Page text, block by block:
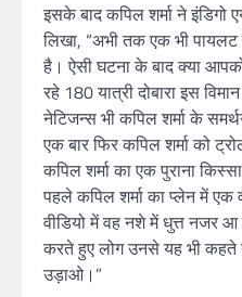
इसके बाद कपिल शर्मा ने
लिखा, “अभी तक एक भी
है। ऐसी घटना के बाद क्या
रहे 180 यात्री दोबारा इस
नेटिजन्स भी कपिल शर्मा के
एक बार फिर कपिल शर्मा को
कपिल शर्मा का एक पुराना
पहले कपिल शर्मा का प्लेन में
वीडियो में वह नशे में धुत्त नजर
करते हुए लोग उनसे यह भी
उड़ाओ।”